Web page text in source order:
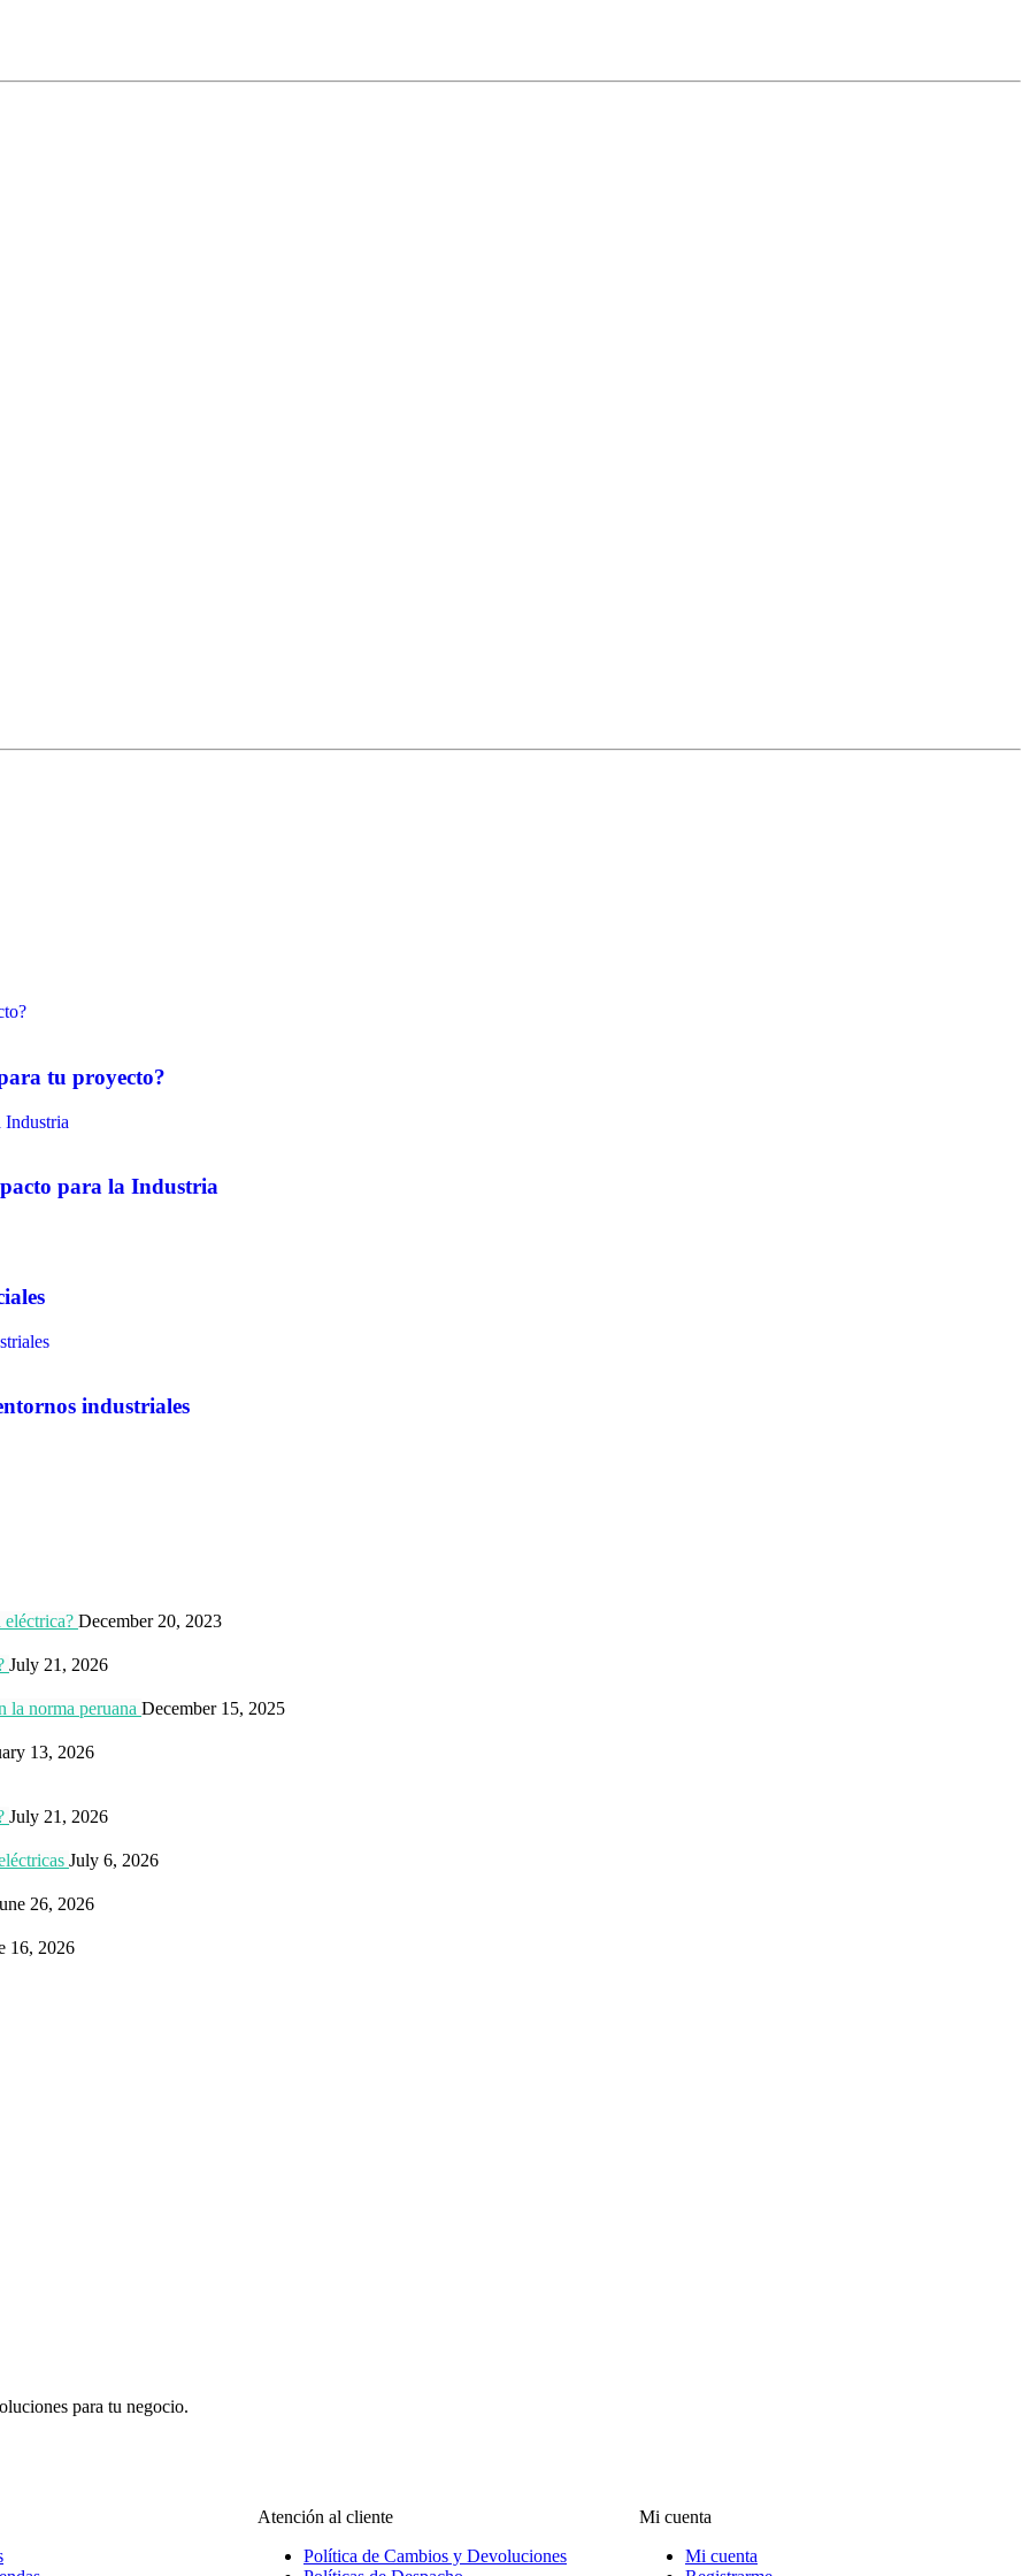
tu proyecto?
para la Industria
industriales
eléctrica? December 20, 2023
July 21, 2026
la norma peruana December 15, 2025
13, 2026
July 21, 2026
July 6, 2026
26, 2026
16, 2026
para tu negocio.
Atención al cliente
Política de Cambios y Devoluciones
Mi cuenta
Mi cuenta